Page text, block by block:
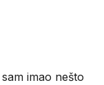
imao nešto